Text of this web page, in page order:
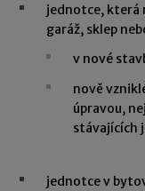
jednotce, která
garáž, sklep
v nové
nově
úpravou,
stávajících
jednotce v